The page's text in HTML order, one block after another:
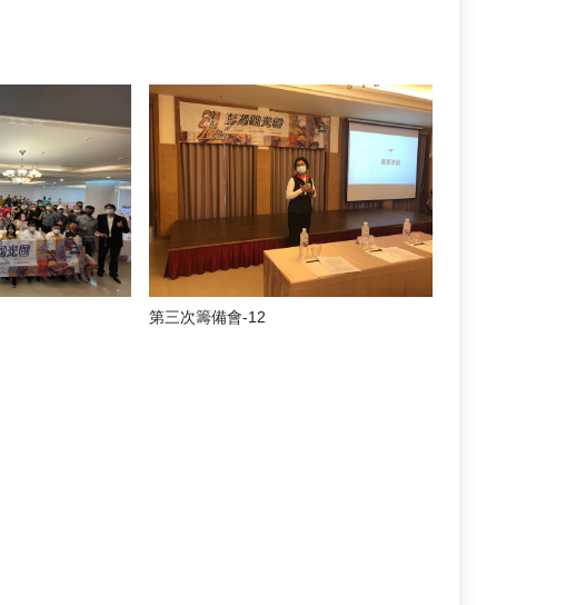
第三次籌備會-12